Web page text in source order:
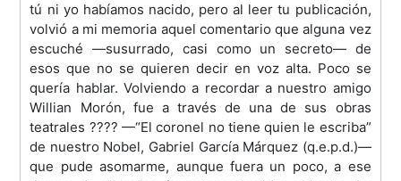
tú ni yo habíamos nacido, pero al leer tu publicación,
volvió a mi memoria aquel comentario que alguna vez
escuché —susurrado, casi como un secreto— de
esos que no se quieren decir en voz alta. Poco se
quería hablar. Volviendo a recordar a nuestro amigo
Willian Morón, fue a través de una de sus obras
teatrales ???? —“El coronel no tiene quien le escriba”
de nuestro Nobel, Gabriel García Márquez (q.e.p.d.)—
que pude asomarme, aunque fuera un poco, a ese